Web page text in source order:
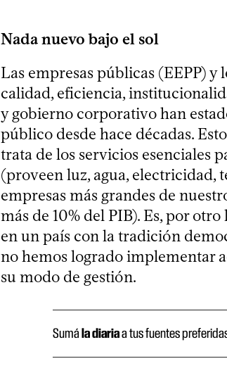
Nada nuevo bajo el sol
Las empresas públicas (EEPP)
calidad, eficiencia,
y gobierno corporativo han
público desde hace décadas.
trata de los servicios esenciales
(proveen luz, agua, electricidad,
empresas más grandes de
más de 10% del PIB). Es, por
en un país con la tradición
no hemos logrado implementar
su modo de gestión.
Sumála diariaa tus fuentes